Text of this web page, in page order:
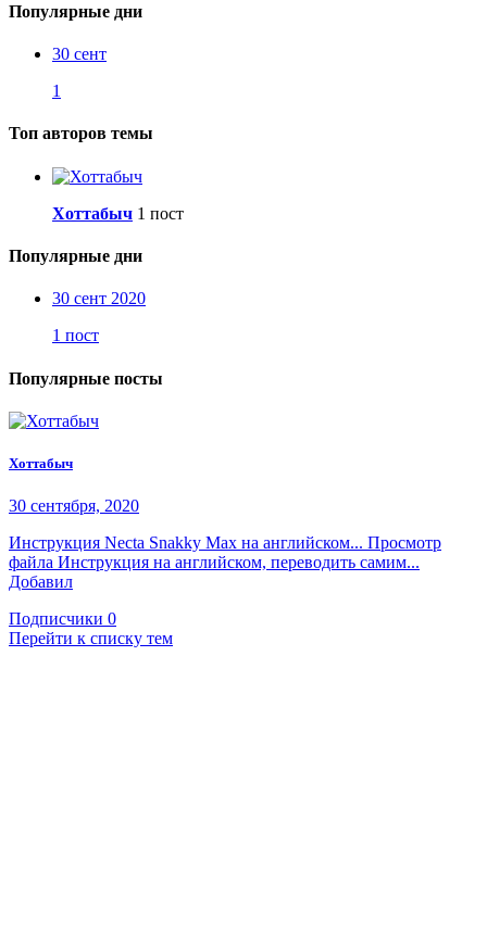
Популярные дни
30 сент
1
Топ авторов темы
Хоттабыч 1 пост
Популярные дни
30 сент 2020
1 пост
Популярные посты
Хоттабыч
30 сентября, 2020
Инструкция Necta Snakky Max на английском... Просмотр
файла Инструкция на английском, переводить самим...
Добавил
Подписчики 0
Перейти к списку тем